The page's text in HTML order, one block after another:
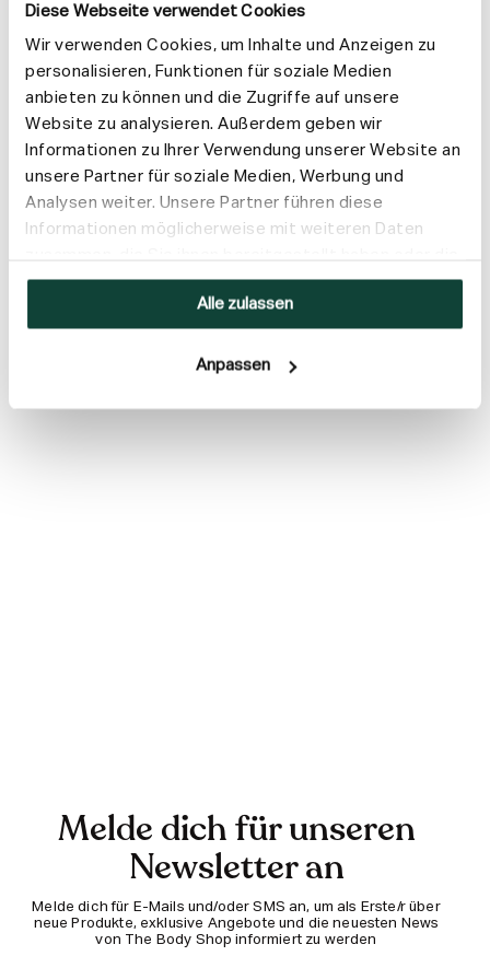
Diese Webseite verwendet Cookies
Wir verwenden Cookies, um Inhalte und Anzeigen zu
personalisieren, Funktionen für soziale Medien
anbieten zu können und die Zugriffe auf unsere
Website zu analysieren. Außerdem geben wir
Informationen zu Ihrer Verwendung unserer Website an
unsere Partner für soziale Medien, Werbung und
Analysen weiter. Unsere Partner führen diese
Informationen möglicherweise mit weiteren Daten
sie im Rahmen Ihrer Nutzung der Dienste gesammelt
Alle zulassen
Anpassen
Melde dich für unseren
Newsletter an
Melde dich für E-Mails und/oder SMS an, um als Erste/r über
neue Produkte, exklusive Angebote und die neuesten News
von The Body Shop informiert zu werden